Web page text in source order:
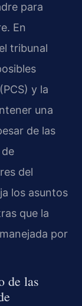
para
En
tribunal
y la
una
de las
del
los asuntos
que la
por
de las